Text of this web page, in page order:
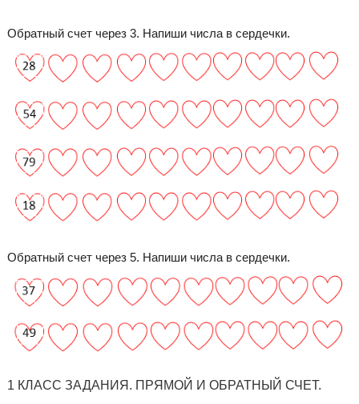
Обратный счет через 3. Напиши числа в сердечки.
Обратный счет через 5. Напиши числа в сердечки.
1 КЛАСС ЗАДАНИЯ. ПРЯМОЙ И ОБРАТНЫЙ СЧЕТ.